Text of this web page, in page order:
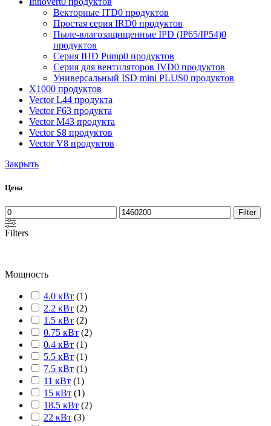
Векторные ITD0 продуктов
Простая серия IRD0 продуктов
Пыле-влагозащищенные IPD (IP65/IP54)0
продуктов
Серия IHD Pump0 продуктов
Серия для вентиляторов IVD0 продуктов
Универсальный ISD mini PLUS0 продуктов
X1000 продуктов
Vector L44 продукта
Vector F63 продукта
Vector M43 продукта
Vector S8 продуктов
Vector V8 продуктов
Закрыть
Цена
Filter
Filters
Мощность
4.0 кВт (1)
2.2 кВт (2)
1.5 кВт (2)
0.75 кВт (2)
0.4 кВт (1)
5.5 кВт (1)
7.5 кВт (1)
11 кВт (1)
15 кВт (1)
18.5 кВт (2)
22 кВт (3)